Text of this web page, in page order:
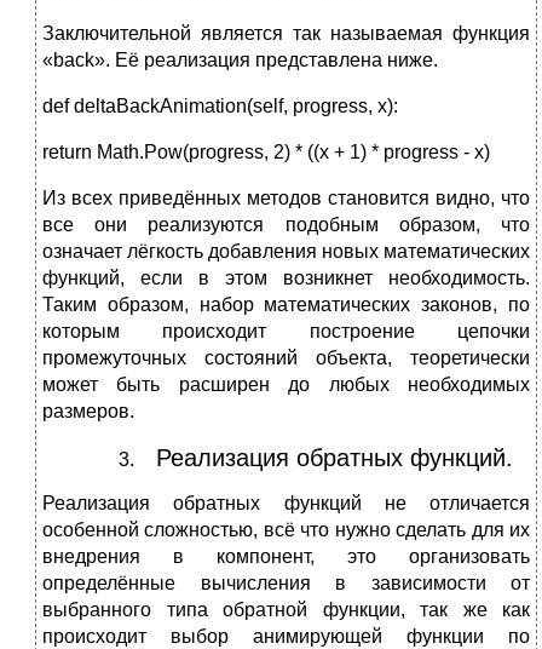
Заключительной является так называемая функция
«back». Её реализация представлена ниже.
def deltaBackAnimation(self, progress, x):
return Math.Pow(progress, 2) * ((x + 1) * progress - x)
Из всех приведённых методов становится видно, что
все они реализуются подобным образом, что
означает лёгкость добавления новых математических
функций, если в этом возникнет необходимость.
Таким образом, набор математических законов, по
которым происходит построение цепочки
промежуточных состояний объекта, теоретически
может быть расширен до любых необходимых
размеров.
Реализация обратных функций.
Реализация обратных функций не отличается
особенной сложностью, всё что нужно сделать для их
внедрения в компонент, это организовать
определённые вычисления в зависимости от
выбранного типа обратной функции, так же как
происходит выбор анимирующей функции по